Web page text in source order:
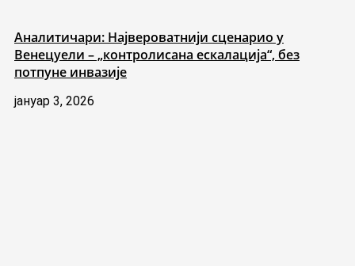
Аналитичари: Највероватнији сценарио у
Венецуели – „контролисана ескалација“, без
потпуне инвазије
јануар 3, 2026